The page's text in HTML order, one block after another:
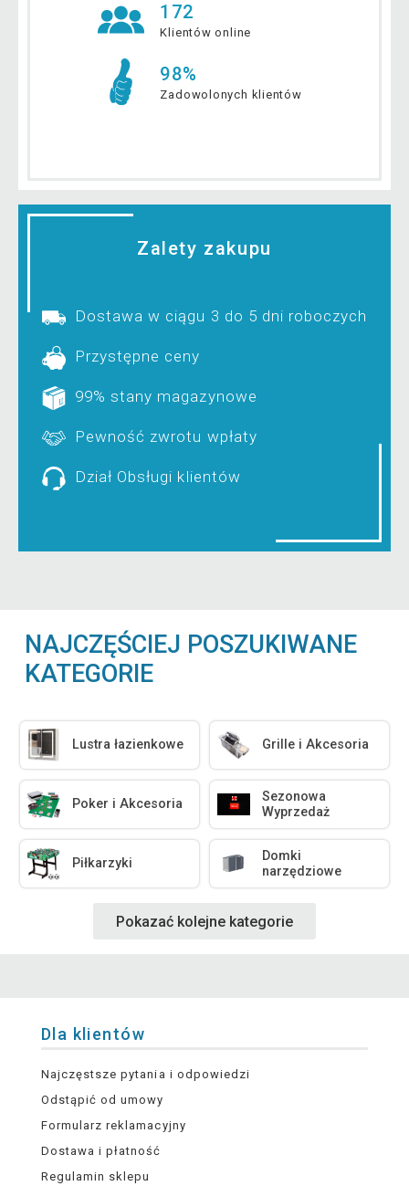
172
Klientów online
98%
Zadowolonych klientów
Zalety zakupu
Dostawa w ciągu 3 do 5 dni roboczych
Przystępne ceny
99% stany magazynowe
Pewność zwrotu wpłaty
Dział Obsługi klientów
NAJCZĘŚCIEJ POSZUKIWANE
KATEGORIE
Lustra łazienkowe Grille i Akcesoria
Poker i Akcesoria
Sezonowa
Wyprzedaż
Piłkarzyki
Domki
narzędziowe
Pokazać kolejne kategorie
Dla klientów
Najczęstsze pytania i odpowiedzi
Odstąpić od umowy
Formularz reklamacyjny
Dostawa i płatność
Regulamin sklepu